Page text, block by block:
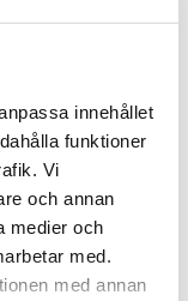
innehållet
funktioner
Vi
och annan
medier och
med.
med annan